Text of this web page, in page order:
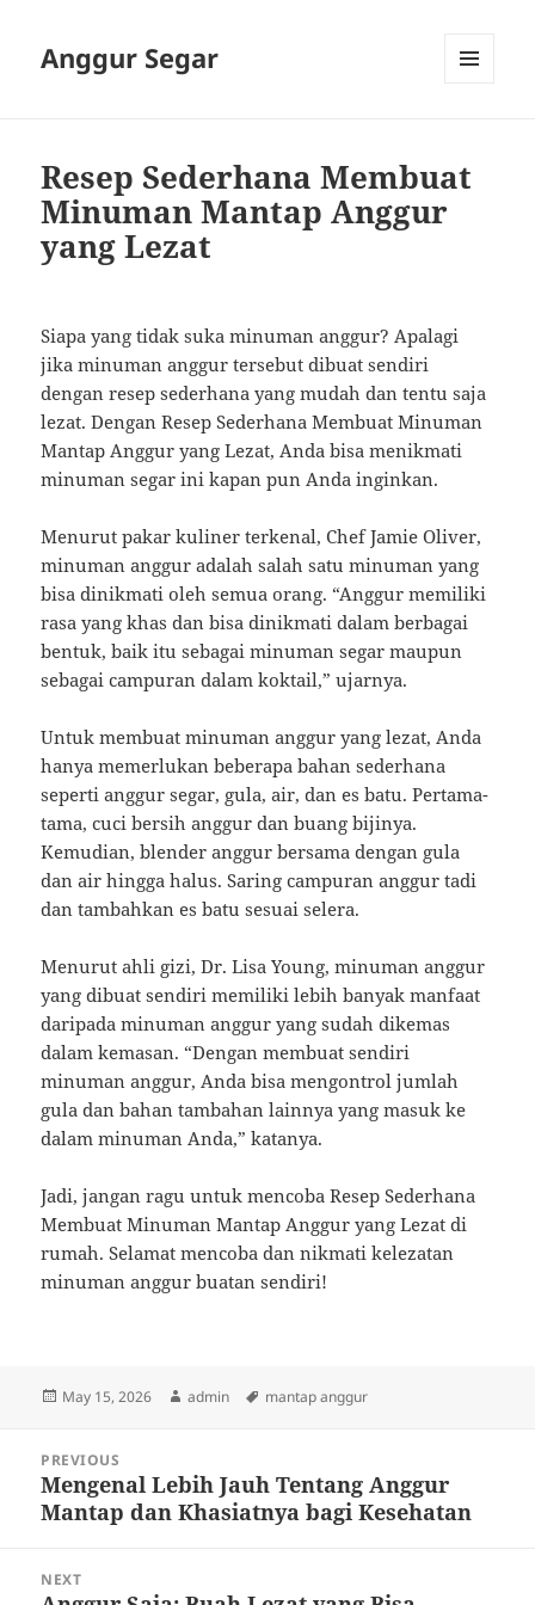
Anggur Segar
Resep Sederhana Membuat
Minuman Mantap Anggur
yang Lezat
Siapa yang tidak suka minuman anggur? Apalagi
jika minuman anggur tersebut dibuat sendiri
dengan resep sederhana yang mudah dan tentu saja
lezat. Dengan Resep Sederhana Membuat Minuman
Mantap Anggur yang Lezat, Anda bisa menikmati
minuman segar ini kapan pun Anda inginkan.
Menurut pakar kuliner terkenal, Chef Jamie Oliver,
minuman anggur adalah salah satu minuman yang
bisa dinikmati oleh semua orang. “Anggur memiliki
rasa yang khas dan bisa dinikmati dalam berbagai
bentuk, baik itu sebagai minuman segar maupun
sebagai campuran dalam koktail,” ujarnya.
Untuk membuat minuman anggur yang lezat, Anda
hanya memerlukan beberapa bahan sederhana
seperti anggur segar, gula, air, dan es batu. Pertama-
tama, cuci bersih anggur dan buang bijinya.
Kemudian, blender anggur bersama dengan gula
dan air hingga halus. Saring campuran anggur tadi
dan tambahkan es batu sesuai selera.
Menurut ahli gizi, Dr. Lisa Young, minuman anggur
yang dibuat sendiri memiliki lebih banyak manfaat
daripada minuman anggur yang sudah dikemas
dalam kemasan. “Dengan membuat sendiri
minuman anggur, Anda bisa mengontrol jumlah
gula dan bahan tambahan lainnya yang masuk ke
dalam minuman Anda,” katanya.
Jadi, jangan ragu untuk mencoba Resep Sederhana
Membuat Minuman Mantap Anggur yang Lezat di
rumah. Selamat mencoba dan nikmati kelezatan
minuman anggur buatan sendiri!
Posted
May 15, 2026 Author
admin Tags
mantap anggur
navigation
PREVIOUS
Previous
post:
Mengenal Lebih Jauh Tentang Anggur
Mantap dan Khasiatnya bagi Kesehatan
NEXT